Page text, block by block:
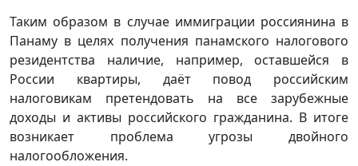
Таким образом в случае иммиграции россиянина в
Панаму в целях получения панамского налогового
резидентства наличие, например, оставшейся в
России квартиры, даёт повод российским
налоговикам претендовать на все зарубежные
доходы и активы российского гражданина. В итоге
возникает проблема угрозы двойного
налогообложения.